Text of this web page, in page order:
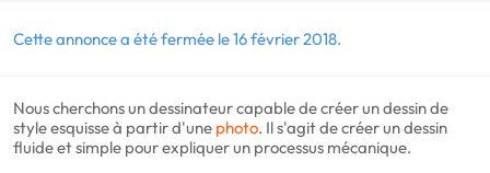
Cette annonce a été fermée le 16 février 2018.
Nous cherchons un dessinateur capable de créer un dessin de
style esquisse à partir d'une photo. Il s'agit de créer un dessin
fluide et simple pour expliquer un processus mécanique.